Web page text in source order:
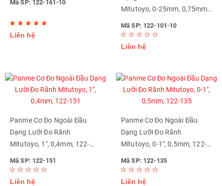
Mã SP: 122-161-10
Liên hệ
Mitutoyo, 0-25mm, 0,75mm,
122-101-10
Mã SP: 122-101-10
Liên hệ
Panme Cơ Đo Ngoài Đầu
Dạng Lưỡi Đo Rãnh
Mitutoyo, 1", 0,4mm, 122-
151
Mã SP: 122-151
Liên hệ
Panme Cơ Đo Ngoài Đầu
Dạng Lưỡi Đo Rãnh
Mitutoyo, 0-1", 0,5mm, 122-
135
Mã SP: 122-135
Liên hệ